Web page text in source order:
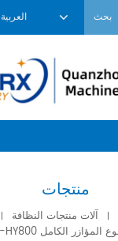
العربية
منتجات
آلات منتجات النظافة